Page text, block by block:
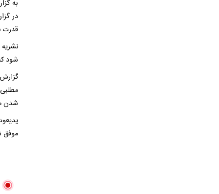
در
قدرت
شود
شدن
موفق